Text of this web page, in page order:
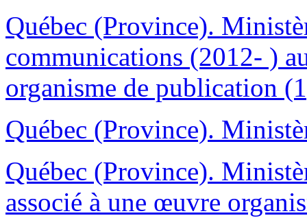
Québec (Province).
communications (2012- )
organisme de publication
Québec (Province).
Québec (Province).
associé à une œuvre